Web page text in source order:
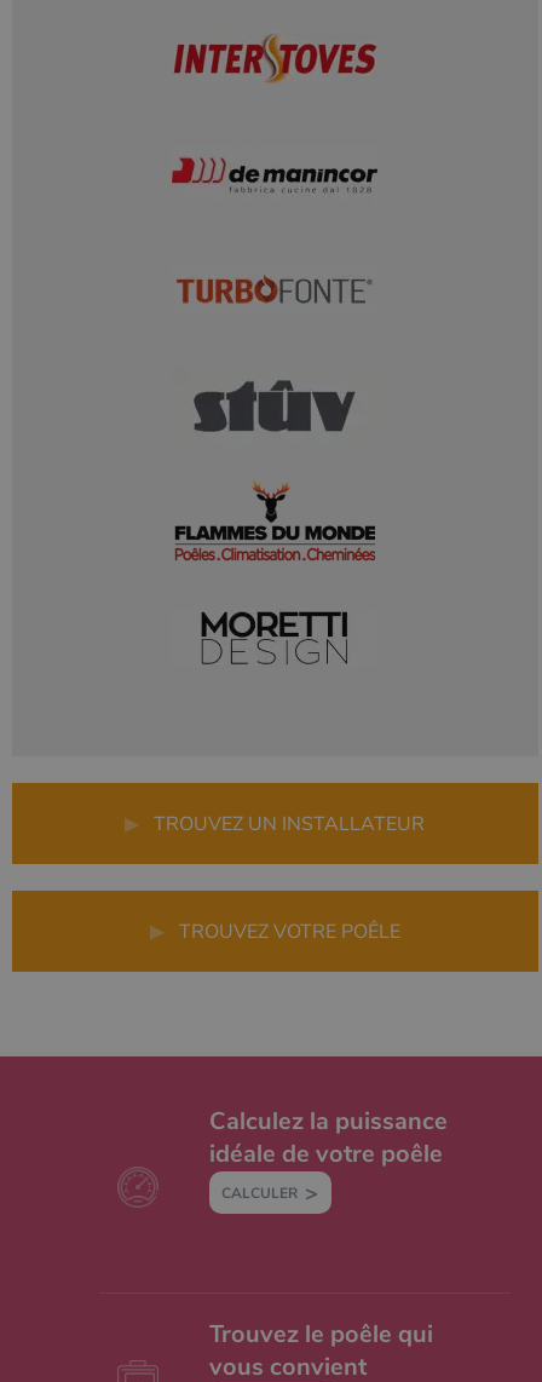
▶ TROUVEZ UN INSTALLATEUR
▶ TROUVEZ VOTRE POÊLE
Calculez la puissance
idéale de votre poêle
CALCULER
Trouvez le poêle qui
vous convient